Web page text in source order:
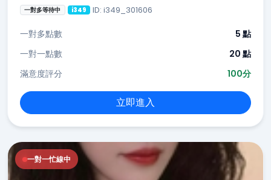
一對多等待中 i349 ID: i349_301606
一對多點數
5 點
一對一點數
20 點
滿意度評分
100分
立即進入
一對一忙線中